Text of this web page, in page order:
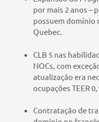
por mais 2 anos –
possuem domínio
Quebec.
CLB 5 nas
NOCs, com
atualização era
ocupações TEER
Contratação de